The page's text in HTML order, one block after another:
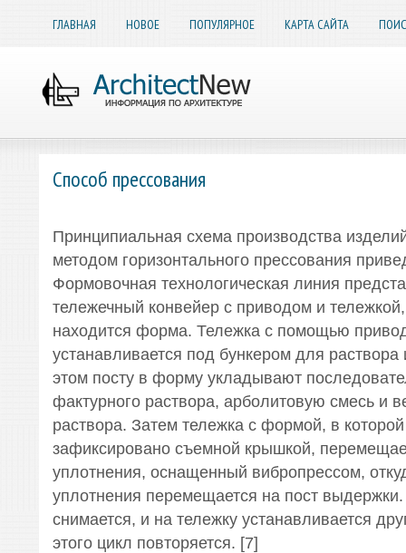
ГЛАВНАЯ НОВОЕ ПОПУЛЯРНОЕ КАРТА САЙТА
Способ прессования
Принципиальная схема производства
методом горизонтального прессования
Формовочная технологическая линия
тележечный конвейер с приводом и
находится форма. Тележка с помощью
устанавливается под бункером для
этом посту в форму укладывают
фактурного раствора, арболитовую смесь и
раствора. Затем тележка с формой, в
зафиксировано съемной крышкой,
уплотнения, оснащенный вибропрессом,
уплотнения перемещается на пост
снимается, и на тележку устанавливается
этого цикл повторяется. [7]